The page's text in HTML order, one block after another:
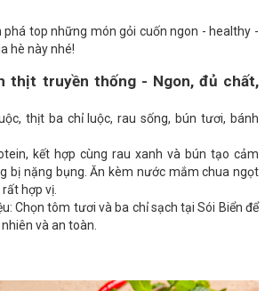
phá top những món gỏi cuốn ngon - healthy -
hè này nhé!
thịt truyền thống - Ngon, đủ chất,
thịt ba chỉ luộc, rau sống, bún tươi, bánh
kết hợp cùng rau xanh và bún tạo cảm
bị nặng bụng. Ăn kèm nước mắm chua ngọt
hợp vị.
Chọn tôm tươi và ba chỉ sạch tại Sói Biển để
và an toàn.